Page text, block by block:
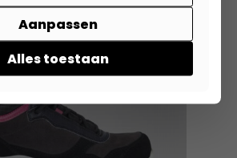
Aanpassen
Alles toestaan